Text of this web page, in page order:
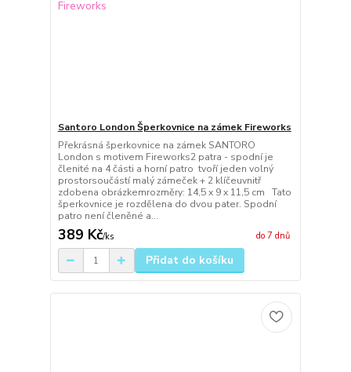
Santoro London Šperkovnice na zámek Fireworks
Překrásná šperkovnice na zámek SANTORO
London s motivem Fireworks2 patra - spodní je
členité na 4 části a horní patro tvoří jeden volný
prostorsoučástí malý zámeček + 2 klíčeuvnitř
zdobena obrázkemrozměry: 14,5 x 9 x 11,5 cm Tato
šperkovnice je rozdělena do dvou pater. Spodní
patro není členěné a...
389 Kč/ks do 7 dnů
Přidat do košíku